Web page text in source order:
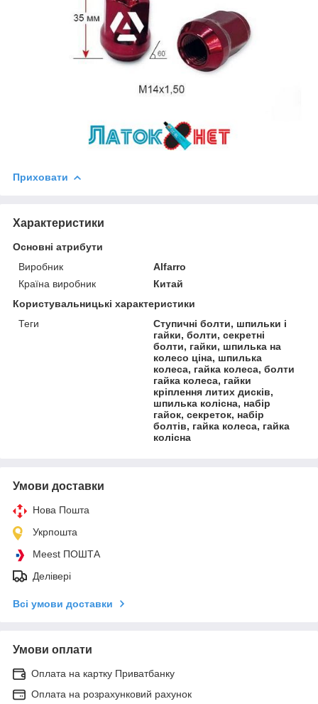
Приховати
Характеристики
Основні атрибути
Виробник
Alfarro
Країна виробник
Китай
Користувальницькі характеристики
Теги
Ступичні болти, шпильки і
гайки, болти, секретні
болти, гайки, шпилька на
колесо ціна, шпилька
колеса, гайка колеса, болти
гайка колеса, гайки
кріплення литих дисків,
шпилька колісна, набір
гайок, секреток, набір
болтів, гайка колеса, гайка
колісна
Умови доставки
Нова Пошта
Укрпошта
Meest ПОШТА
Делівері
Всі умови доставки
Умови оплати
Оплата на картку Приватбанку
Оплата на розрахунковий рахунок